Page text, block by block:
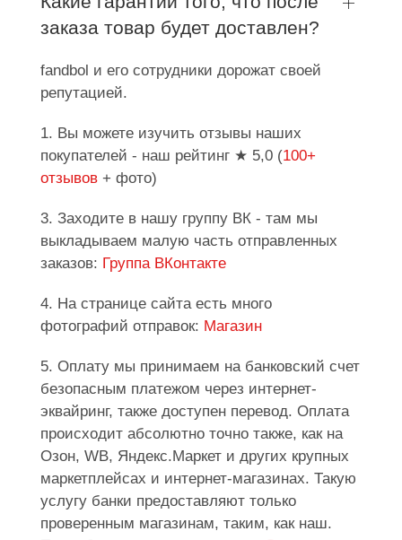
заказа товар будет доставлен?
fandbol и его сотрудники дорожат своей
репутацией.
1. Вы можете изучить отзывы наших
покупателей - наш рейтинг ★ 5,0 (100+
отзывов + фото)
3. Заходите в нашу группу ВК - там мы
выкладываем малую часть отправленных
заказов: Группа ВКонтакте
4. На странице сайта есть много
фотографий отправок: Магазин
5. Оплату мы принимаем на банковский счет
безопасным платежом через интернет-
эквайринг, также доступен перевод. Оплата
происходит абсолютно точно также, как на
Озон, WB, Яндекс.Маркет и других крупных
маркетплейсах и интернет-магазинах. Такую
услугу банки предоставляют только
проверенным магазинам, таким, как наш.